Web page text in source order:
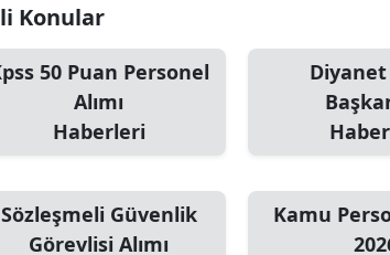
Konular
50 Puan Personel
Alımı
Haberleri
Sözleşmeli Güvenlik
Görevlisi Alımı
Kamu